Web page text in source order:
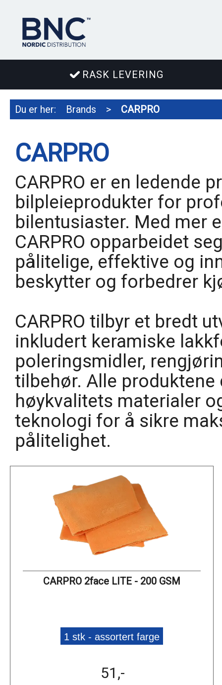
RASK LEVERING
Du er her: Brands > CARPRO
CARPRO
CARPRO er en ledende
bilpleieprodukter for
bilentusiaster. Med mer
CARPRO opparbeidet
pålitelige, effektive og
beskytter og forbedrer
CARPRO tilbyr et bredt
inkludert keramiske
poleringsmidler,
tilbehør. Alle produktene
høykvalitets materialer
teknologi for å sikre
pålitelighet.
CARPRO 2face LITE - 200 GSM
1 stk - assortert farge
51,-